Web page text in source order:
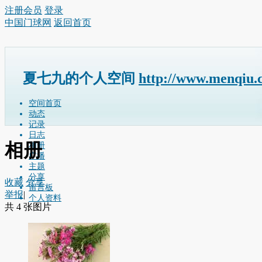
注册会员 登录
中国门球网 返回首页
夏七九的个人空间 http://
空间首页
动态
记录
日志
相册
广播
主题
分享
留言板
个人资料
相册
收藏 分享
举报|
共 4 张图片